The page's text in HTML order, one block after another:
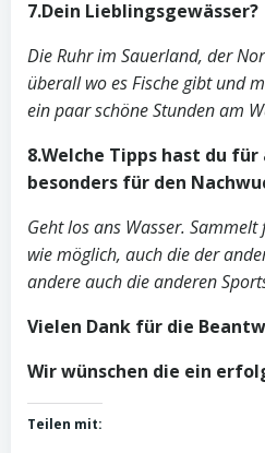
7.Dein Lieblingsgewässer?
Die Ruhr im Sauerland, der
überall wo es Fische gibt und
ein paar schöne Stunden am
8.Welche Tipps hast du
besonders für den
Geht los ans Wasser.
wie möglich, auch die der
andere auch die anderen
Vielen Dank für die
Wir wünschen die ein
Teilen mit: